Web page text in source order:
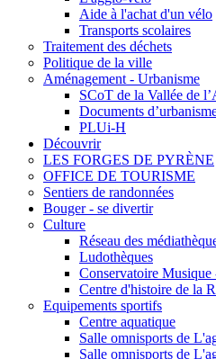
Aide à l'achat d'un vélo
Transports scolaires
Traitement des déchets
Politique de la ville
Aménagement - Urbanisme
SCoT de la Vallée de
Documents
PLUi-H
Découvrir
LES FORGES DE PYRÈNE
OFFICE DE TOURISME
Sentiers de randonnées
Bouger - se divertir
Culture
Réseau des
Ludothèques
Conservatoire Musique
Centre d'histoire de la
Equipements sportifs
Centre aquatique
Salle omnisports de
Salle omnisports de